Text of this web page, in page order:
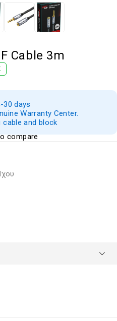
Cable 3m
30 days
Warranty Center.
cable and block
compare